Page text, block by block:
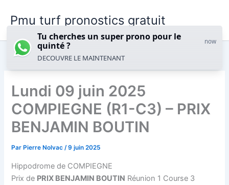
Pmu turf pronostics gratuit
Lundi 09 juin 2025
COMPIEGNE (R1-C3) – PRIX
BENJAMIN BOUTIN
Par Pierre Nolvac/9 juin 2025
Hippodrome de COMPIEGNE
Prix de PRIX BENJAMIN BOUTIN Réunion 1 Course 3
Tu cherches un super prono pour le
quinté ?
now
DECOUVRE LE MAINTENANT